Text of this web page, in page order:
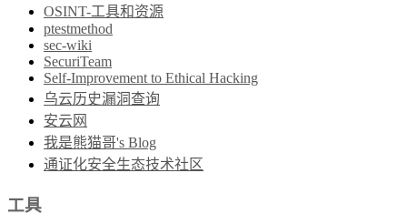
OSINT-工具和资源
ptestmethod
sec-wiki
SecuriTeam
Self-Improvement to Ethical Hacking
乌云历史漏洞查询
安云网
我是熊猫哥's Blog
通证化安全生态技术社区
工具